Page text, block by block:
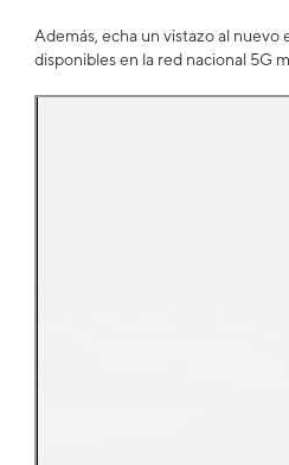
Además, echa un vistazo al nuevo
disponibles en la red nacional 5G